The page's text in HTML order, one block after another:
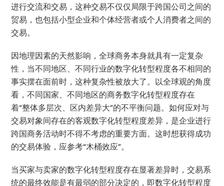
进行交流和交易，这种交易不仅仅局限于跨国公司之间的
贸易，也包括小型企业和个体经营者或个人消费者之间的
交易。
因地理因素的天然影响，全球商务本身就具有一定复杂
性，当不同地区、不同行业的数字化转型程度各不相同的
事实摆在面前时，这种复杂性被放大了。以全球观的角度
看，不同国家、不同地区的商务数字化转型程度存在
着“整体多层次、区内差异大”的不平衡问题。如何应对与
交易对象间存在的客观数字化转型程度差异，是企业进行
跨国商务活动时不得不考虑的重要方面。这时想获得成功
的交易体验，应参考“木桶效应”。
当买家与卖家的数字化转型程度存在显著差异时，交易系
统的最终效能是有最弱的部分决定的，即数字化转型程度